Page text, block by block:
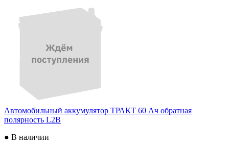
Автомобильный аккумулятор ТРАКТ 60 Ач обратная
полярность L2B
● В наличии